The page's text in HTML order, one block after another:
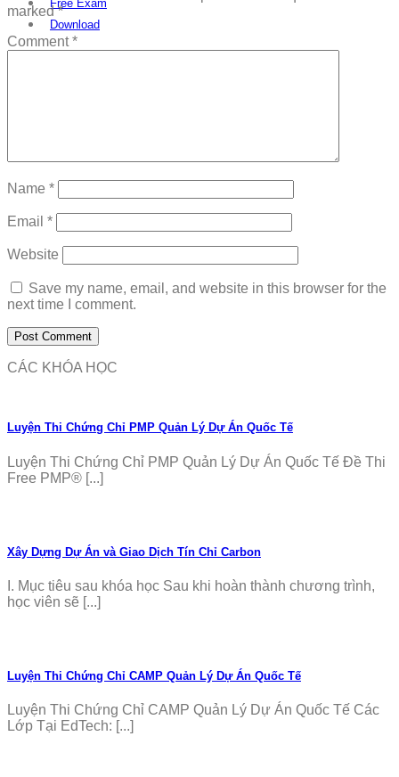
Free Exam
Download
marked*
Comment*
Name *
Email *
Website
Save my name, email, and website in this browser for the
next time I comment.
CÁC KHÓA HỌC
Luyện Thi Chứng Chỉ PMP Quản Lý Dự Án Quốc Tế
Luyện Thi Chứng Chỉ PMP Quản Lý Dự Án Quốc Tế Đề Thi
Free PMP® [...]
Xây Dựng Dự Án và Giao Dịch Tín Chỉ Carbon
I. Mục tiêu sau khóa học Sau khi hoàn thành chương trình,
học viên sẽ [...]
Luyện Thi Chứng Chỉ CAMP Quản Lý Dự Án Quốc Tế
Luyện Thi Chứng Chỉ CAMP Quản Lý Dự Án Quốc Tế Các
Lớp Tại EdTech: [...]